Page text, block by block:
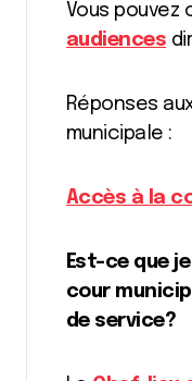
Vous pouvez
audiences
Réponses
municipale :
Accès à la
Est-ce que
cour
de service?